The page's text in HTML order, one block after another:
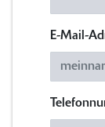
E-Mail-